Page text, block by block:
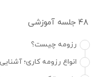
۴۸ جلسه آموزشی
رزومه چیست؟
انواع رزومه کاری؛